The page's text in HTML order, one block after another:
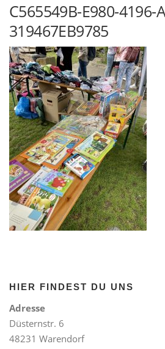
C565549B-E980-4196-
319467EB9785
HIER FINDEST DU UNS
Adresse
Düsternstr. 6
48231 Warendorf